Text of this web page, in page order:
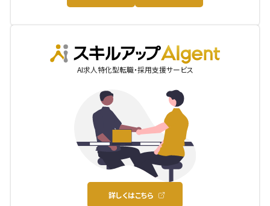
AIgent
AI求人特化型転職・採用支援サービス
詳しくはこちら